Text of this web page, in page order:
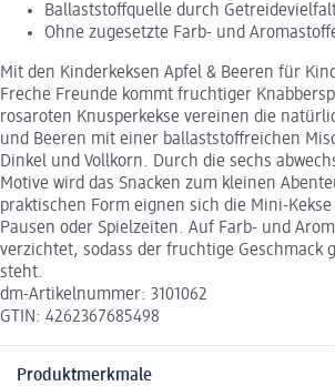
Ballaststoffquelle durch
Ohne zugesetzte Farb- und
Mit den Kinderkeksen Apfel & Beeren für
Freche Freunde kommt fruchtiger
rosaroten Knusperkekse vereinen die
und Beeren mit einer ballaststoffreichen
Dinkel und Vollkorn. Durch die sechs
Motive wird das Snacken zum kleinen
praktischen Form eignen sich die Mini-
Pausen oder Spielzeiten. Auf Farb- und
verzichtet, sodass der fruchtige Geschmack
steht.
dm-Artikelnummer: 3101062
GTIN: 4262367685498
Produktmerkmale